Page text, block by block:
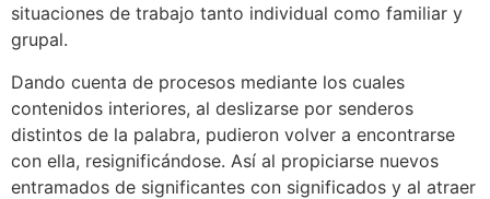
situaciones de trabajo tanto individual como familiar y
grupal.
Dando cuenta de procesos mediante los cuales
contenidos interiores, al deslizarse por senderos
distintos de la palabra, pudieron volver a encontrarse
con ella, resignificándose. Así al propiciarse nuevos
entramados de significantes con significados y al atraer